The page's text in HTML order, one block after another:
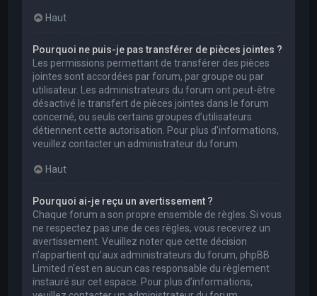
Haut
Pourquoi ne puis-je pas transférer de pièces jointes ?
Les permissions permettant de transférer des pièces
jointes sont accordées par forum, par groupe ou par
utilisateur. Les administrateurs du forum ont peut-être
désactivé le transfert de pièces jointes dans le forum
concerné, ou seuls certains groupes d’utilisateurs
détiennent cette autorisation. Pour plus d’informations,
veuillez contacter un administrateur du forum.
Haut
Pourquoi ai-je reçu un avertissement ?
Chaque forum a son propre ensemble de règles. Si vous
ne respectez pas une de ces règles, vous recevrez un
avertissement. Veuillez noter que cette décision
n’appartient qu’aux administrateurs du forum, phpBB
Limited n’est en aucun cas responsable du règlement
instauré sur cet espace. Pour plus d’informations,